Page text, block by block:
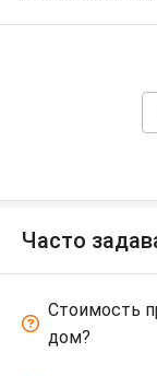
Часто
Стоимость
дом?